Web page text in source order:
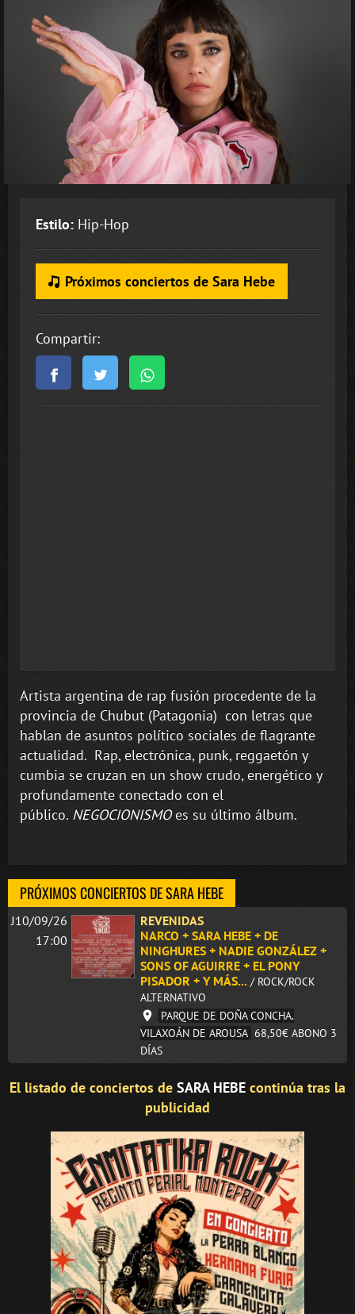
Estilo: Hip-Hop
Próximos conciertos de Sara Hebe
Compartir:
Artista argentina de rap fusión procedente de la
provincia de Chubut (Patagonia) con letras que
hablan de asuntos político sociales de flagrante
actualidad. Rap, electrónica, punk, reggaetón y
cumbia se cruzan en un show crudo, energético y
profundamente conectado con el
público. NEGOCIONISMOes su último álbum.
PRÓXIMOS CONCIERTOS DE SARA HEBE
J10/09/26
17:00
REVENIDAS
NARCO + SARA HEBE + DE
NINGHURES + NADIE GONZÁLEZ +
SONS OF AGUIRRE + EL PONY
PISADOR + Y MÁS... / ROCK/ROCK
ALTERNATIVO
PARQUE DE DOÑA CONCHA.
VILAXOÁN DE AROUSA 68,50€ ABONO 3
DÍAS
El listado de conciertos de SARA HEBE continúa tras la
publicidad